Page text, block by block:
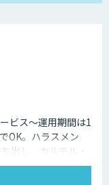
ビス〜運用期間は1
OK。ハラスメン
出し、カルテル・
発見と早期対応に